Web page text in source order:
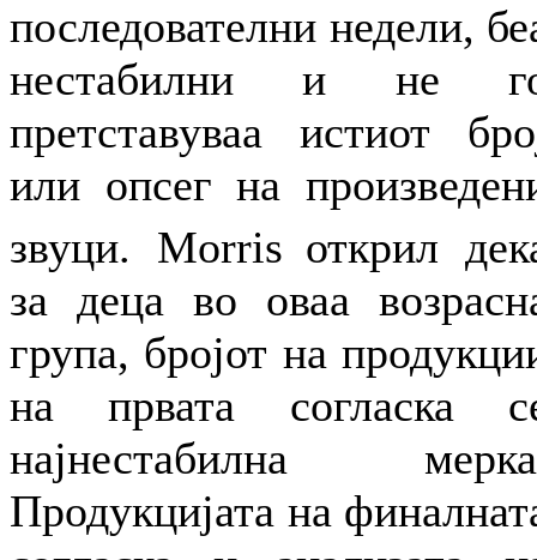
последователни недели,
нестабилни и не
претставуваа истиот
или опсег на
звуци. Morris открил
за деца во оваа
група, бројот на
на првата согласка
најнестабилна
Продукцијата на